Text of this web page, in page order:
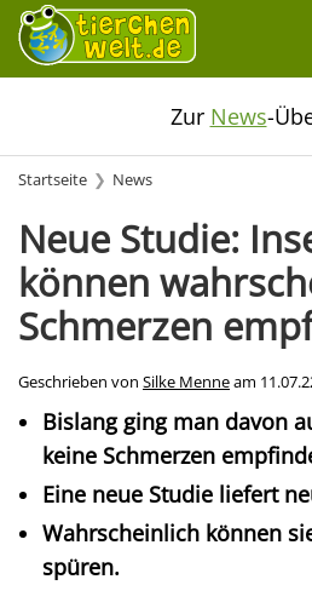
Zur News-
Startseite News
Neue Studie:
können
Schmerzen
Geschrieben von Silke Menneam
Bislang ging man davon
keine Schmerzen
Eine neue Studie liefert
Wahrscheinlich können
spüren.